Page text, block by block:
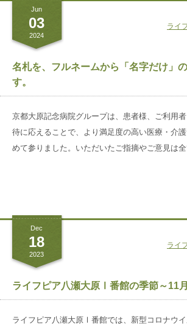
こだわりのお食事
行事・レクリエーション
ロケーションについて
館内注意事項
リハビリテーション
プラン費用
諸費用についてのよくあるご質問
ご入居について
アクセス
お電話でのお問い合わ
TEL.075-706-
お問い合わせ
見学のお申し込み
グループ
京都近衛リハビリ病院
Jun
03
2024
名札を、フルネームから「名字だけ」
す。
ライ
京都大原記念病院グループは、患者様、ご利用
待に応えることで、より満足度の高い医療・介
めて参りました。いただいたご指摘やご意見は
Dec
18
2023
ライフピア八瀬大原Ⅰ番館の季節～11
ライ
ライフピア八瀬大原Ⅰ番館では、新型コロナウ